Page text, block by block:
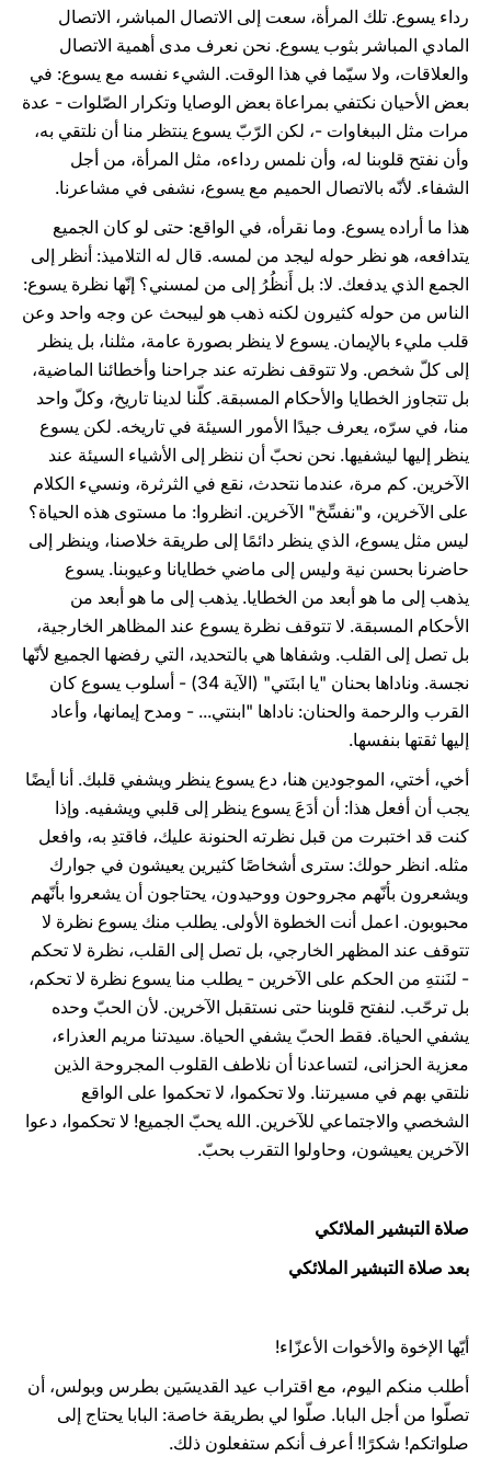
رداء يسوع. تلك المرأة، سعت إلى الاتصال المباشر، الاتصال
المادي المباشر بثوب يسوع. نحن نعرف مدى أهمية الاتصال
والعلاقات، ولا سيّما في هذا الوقت. الشيء نفسه مع يسوع: في
بعض الأحيان نكتفي بمراعاة بعض الوصايا وتكرار الصّلوات - عدة
مرات مثل الببغاوات -، لكن الرّبّ يسوع ينتظر منا أن نلتقي به،
وأن نفتح قلوبنا له، وأن نلمس رداءه، مثل المرأة، من أجل
الشفاء. لأنّه بالاتصال الحميم مع يسوع، نشفى في مشاعرنا.
هذا ما أراده يسوع. وما نقرأه، في الواقع: حتى لو كان الجميع
يتدافعه، هو نظر حوله ليجد من لمسه. قال له التلاميذ: أنظر إلى
الجمع الذي يدفعك. لا: بل أَنظُرُ إلى من لمسني؟ إنّها نظرة يسوع:
الناس من حوله كثيرون لكنه ذهب هو ليبحث عن وجه واحد وعن
قلب مليء بالإيمان. يسوع لا ينظر بصورة عامة، مثلنا، بل ينظر
إلى كلّ شخص. ولا تتوقف نظرته عند جراحنا وأخطائنا الماضية،
بل تتجاوز الخطايا والأحكام المسبقة. كلّنا لدينا تاريخ، وكلّ واحد
منا، في سرّه، يعرف جيدًا الأمور السيئة في تاريخه. لكن يسوع
ينظر إليها ليشفيها. نحن نحبّ أن ننظر إلى الأشياء السيئة عند
الآخرين. كم مرة، عندما نتحدث، نقع في الثرثرة، ونسيء الكلام
على الآخرين، و"نفسِّخ" الآخرين. انظروا: ما مستوى هذه الحياة؟
ليس مثل يسوع، الذي ينظر دائمًا إلى طريقة خلاصنا، وينظر إلى
حاضرنا بحسن نية وليس إلى ماضي خطايانا وعيوبنا. يسوع
يذهب إلى ما هو أبعد من الخطايا. يذهب إلى ما هو أبعد من
الأحكام المسبقة. لا تتوقف نظرة يسوع عند المظاهر الخارجية،
بل تصل إلى القلب. وشفاها هي بالتحديد، التي رفضها الجميع لأنّها
نجسة. وناداها بحنان "يا ابنَتي" (الآية 34) - أسلوب يسوع كان
القرب والرحمة والحنان: ناداها "ابنتي... - ومدح إيمانها، وأعاد
إليها ثقتها بنفسها.
أخي، أختي، الموجودين هنا، دع يسوع ينظر ويشفي قلبك. أنا أيضًا
يجب أن أفعل هذا: أن أدَعَ يسوع ينظر إلى قلبي ويشفيه. وإذا
كنت قد اختبرت من قبل نظرته الحنونة عليك، فاقتدِ به، وافعل
مثله. انظر حولك: سترى أشخاصًا كثيرين يعيشون في جوارك
ويشعرون بأنّهم مجروحون ووحيدون، يحتاجون أن يشعروا بأنّهم
محبوبون. اعمل أنت الخطوة الأولى. يطلب منك يسوع نظرة لا
تتوقف عند المظهر الخارجي، بل تصل إلى القلب، نظرة لا تحكم
- لنَنتهِ من الحكم على الآخرين - يطلب منا يسوع نظرة لا تحكم،
بل ترحّب. لنفتح قلوبنا حتى نستقبل الآخرين. لأن الحبّ وحده
يشفي الحياة. فقط الحبّ يشفي الحياة. سيدتنا مريم العذراء،
معزية الحزانى، لتساعدنا أن نلاطف القلوب المجروحة الذين
نلتقي بهم في مسيرتنا. ولا تحكموا، لا تحكموا على الواقع
الشخصي والاجتماعي للآخرين. الله يحبّ الجميع! لا تحكموا، دعوا
الآخرين يعيشون، وحاولوا التقرب بحبّ.
صلاة التبشير الملائكي
بعد صلاة التبشير الملائكي
أيّها الإخوة والأخوات الأعزّاء!
أطلب منكم اليوم، مع اقتراب عيد القديسَين بطرس وبولس، أن
تصلّوا من أجل البابا. صلّوا لي بطريقة خاصة: البابا يحتاج إلى
صلواتكم! شكرًا! أعرف أنكم ستفعلون ذلك.